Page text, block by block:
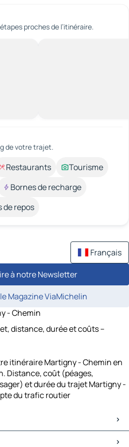
proches de l’itinéraire.
de votre trajet.
Restaurants
Tourisme
Bornes de recharge
de repos
Français
à notre Newsletter
Magazine ViaMichelin
- Chemin
distance, durée et coûts –
itinéraire Martigny - Chemin en
Distance, coût (péages,
et durée du trajet Martigny -
du trafic routier